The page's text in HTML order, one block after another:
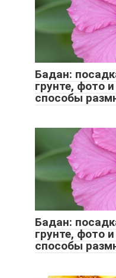
Бадан:
грунте, фото
способы
Бадан:
грунте, фото
способы